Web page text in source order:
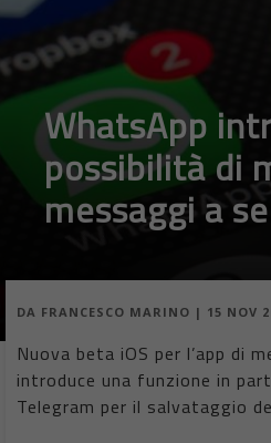
WhatsApp
possibilità di
messaggi a
DA FRANCESCO MARINO | 15 NOV
Nuova beta iOS per l’app di
introduce una funzione in
Telegram per il salvataggio